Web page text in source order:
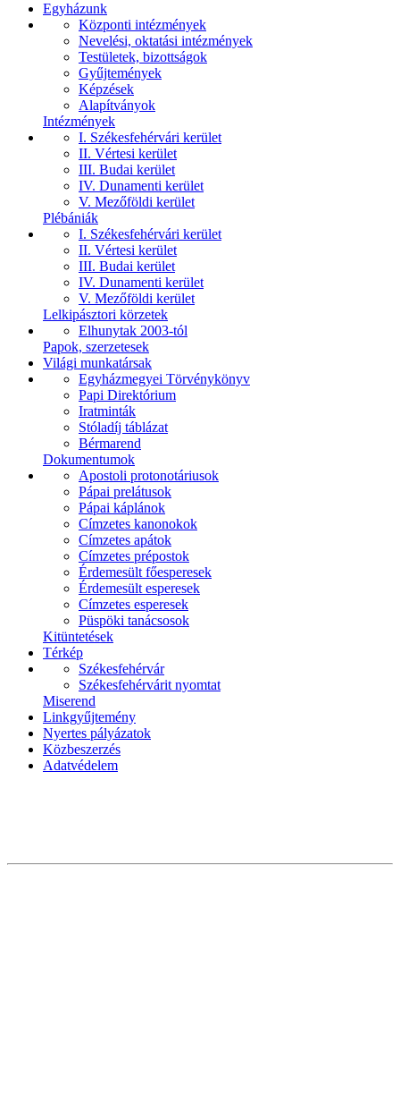
Egyházunk
Központi intézmények
Nevelési, oktatási intézmények
Testületek, bizottságok
Gyűjtemények
Képzések
Alapítványok
Intézmények
I. Székesfehérvári kerület
II. Vértesi kerület
III. Budai kerület
IV. Dunamenti kerület
V. Mezőföldi kerület
Plébániák
I. Székesfehérvári kerület
II. Vértesi kerület
III. Budai kerület
IV. Dunamenti kerület
V. Mezőföldi kerület
Lelkipásztori körzetek
Elhunytak 2003-tól
Papok, szerzetesek
Világi munkatársak
Egyházmegyei Törvénykönyv
Papi Direktórium
Iratminták
Stóladíj táblázat
Bérmarend
Dokumentumok
Apostoli protonotáriusok
Pápai prelátusok
Pápai káplánok
Címzetes kanonokok
Címzetes apátok
Címzetes prépostok
Érdemesült főesperesek
Érdemesült esperesek
Címzetes esperesek
Püspöki tanácsosok
Kitüntetések
Térkép
Székesfehérvár
Székesfehérvárit nyomtat
Miserend
Linkgyűjtemény
Nyertes pályázatok
Közbeszerzés
Adatvédelem